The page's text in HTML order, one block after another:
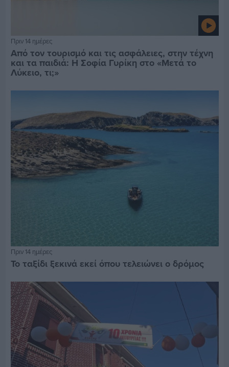
Πριν 14 ημέρες
Από τον τουρισμό και τις ασφάλειες, στην τέχνη
και τα παιδιά: Η Σοφία Γυρίκη στο «Μετά το
Λύκειο, τι;»
Πριν 14 ημέρες
Το ταξίδι ξεκινά εκεί όπου τελειώνει ο δρόμος